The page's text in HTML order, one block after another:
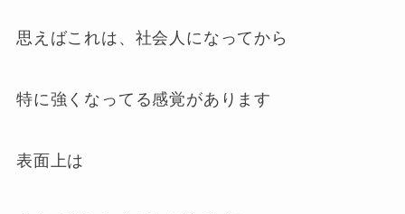
思えばこれは、社会人になってから
特に強くなってる感覚があります
表面上は